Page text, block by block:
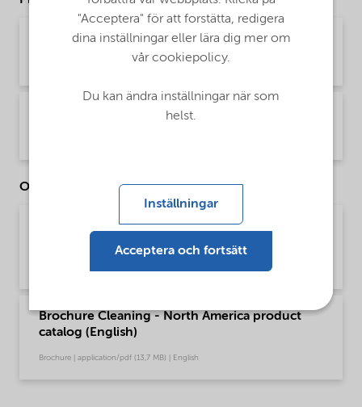
PDS Berol 840 EMEIA (English)
Product Data Sheet | application/pdf (33,5 KB) | English
PDS Berol 840 NA (English)
Other Documents
Brochure Cleaning - EMEA product catalog
Brochure Cleaning - North America product
catalog (English)
Brochure | application/pdf (13,7 MB) | English
"Acceptera" för att forstätta, redigera
dina inställningar eller lära dig mer om
vår cookiepolicy.
Du kan ändra inställningar när som
helst.
Inställningar
Acceptera och fortsätt